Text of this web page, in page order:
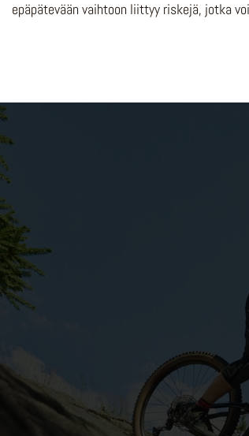
epäpätevään vaihtoon liittyy riskejä, jotka